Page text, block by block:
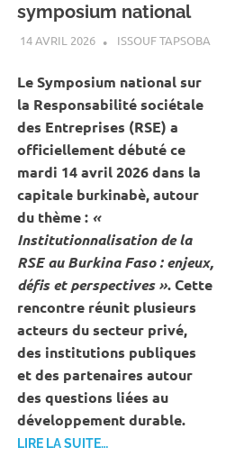
symposium national
14 AVRIL 2026 ISSOUF TAPSOBA
Le Symposium national sur
la Responsabilité sociétale
des Entreprises (RSE) a
officiellement débuté ce
mardi 14 avril 2026 dans la
capitale burkinabè, autour
du thème : «
Institutionnalisation de la
RSE au Burkina Faso : enjeux,
défis et perspectives ». Cette
rencontre réunit plusieurs
acteurs du secteur privé,
des institutions publiques
et des partenaires autour
des questions liées au
développement durable.
LIRE LA SUITE…